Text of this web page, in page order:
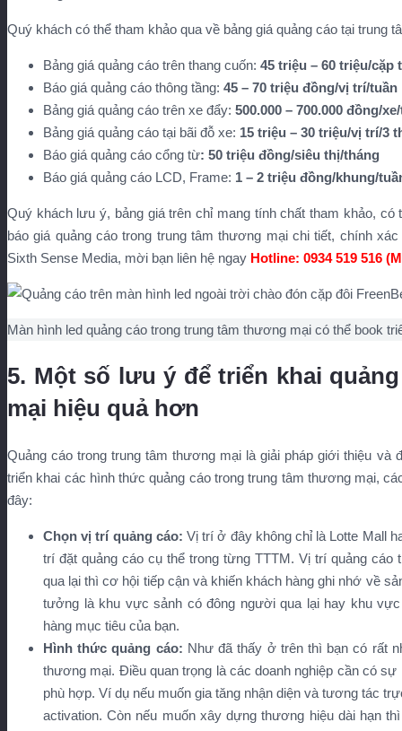
Quý khách có thể tham khảo qua về bảng giá quảng cáo tại trung
Bảng giá quảng cáo trên thang cuốn: 45 triệu – 60 triệu/cặp
Báo giá quảng cáo thông tầng: 45 – 70 triệu đồng/vị trí/tuần
Bảng giá quảng cáo trên xe đẩy: 500.000 – 700.000 đồng/
Bảng giá quảng cáo tại bãi đỗ xe: 15 triệu – 30 triệu/vị trí/3
Báo giá quảng cáo cổng từ: 50 triệu đồng/siêu thị/tháng
Báo giá quảng cáo LCD, Frame: 1 – 2 triệu đồng/khung/
Quý khách lưu ý, bảng giá trên chỉ mang tính chất tham khảo,
báo giá quảng cáo trong trung tâm thương mại chi tiết, chính
Sixth Sense Media, mời bạn liên hệ ngay Hotline: 0934 519 516
Màn hình led quảng cáo trong trung tâm thương mại có thể book
5. Một số lưu ý để triển khai
mại hiệu quả hơn
Quảng cáo trong trung tâm thương mại là giải pháp giới thiệu và
triển khai các hình thức quảng cáo trong trung tâm thương mại,
đây:
Chọn vị trí quảng cáo: Vị trí ở đây không chỉ là Lotte Mall
trí đặt quảng cáo cụ thể trong từng TTTM. Vị trí quảng
qua lại thì cơ hội tiếp cận và khiến khách hàng ghi nhớ về
tưởng là khu vực sảnh có đông người qua lại hay khu
hàng mục tiêu của bạn.
Hình thức quảng cáo: Như đã thấy ở trên thì bạn có rất
thương mại. Điều quan trọng là các doanh nghiệp cần có
phù hợp. Ví dụ nếu muốn gia tăng nhận diện và tương tác
activation. Còn nếu muốn xây dựng thương hiệu dài hạn